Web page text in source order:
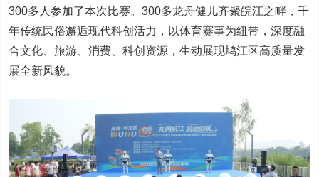
300多人参加了本次比赛。300多龙舟健儿齐聚皖江之畔，千
年传统民俗邂逅现代科创活力，以体育赛事为纽带，深度融
合文化、旅游、消费、科创资源，生动展现鸠江区高质量发
展全新风貌。